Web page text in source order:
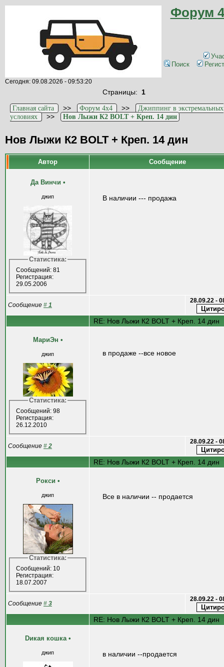
Форум
Поиск
Сегодня: 09.08.2026 - 09:53:20
Страницы: 1
Главная сайта >> Форум 4x4 >>
Джиппинг в экстремальных
условиях
>> Нов Лыжи К2 BOLT + Креп. 14 дин
Нов Лыжи К2 BOLT + Креп. 14 дин
Автор Сообщение
Да Винчи •
джип
Статистика:
Сообщений: 81
Регистрация:
29.05.2006
В наличии --- продажа
Сообщение # 1
28.09.22 -
RE: Нов Лыжи К2 BOLT + Креп. 14 дин
МариЭн •
джип
Статистика:
Сообщений: 98
Регистрация:
26.12.2010
в продаже --все новое
Сообщение # 2
28.09.22 -
RE: Нов Лыжи К2 BOLT + Креп. 14 дин
Рокси •
джип
Статистика:
Сообщений: 10
Регистрация:
18.07.2007
Все в наличии -- продается
Сообщение # 3
28.09.22 -
RE: Нов Лыжи К2 BOLT + Креп. 14 дин
Dикая кошка •
джип в наличии --продается